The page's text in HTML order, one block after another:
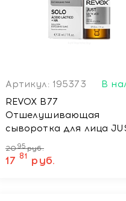
Артикул: 195373
В
REVOX B77
Отшелушивающая
сыворотка для лица
LACTIC ACID + HA, 30 мл
2095 руб.
17 81 руб.